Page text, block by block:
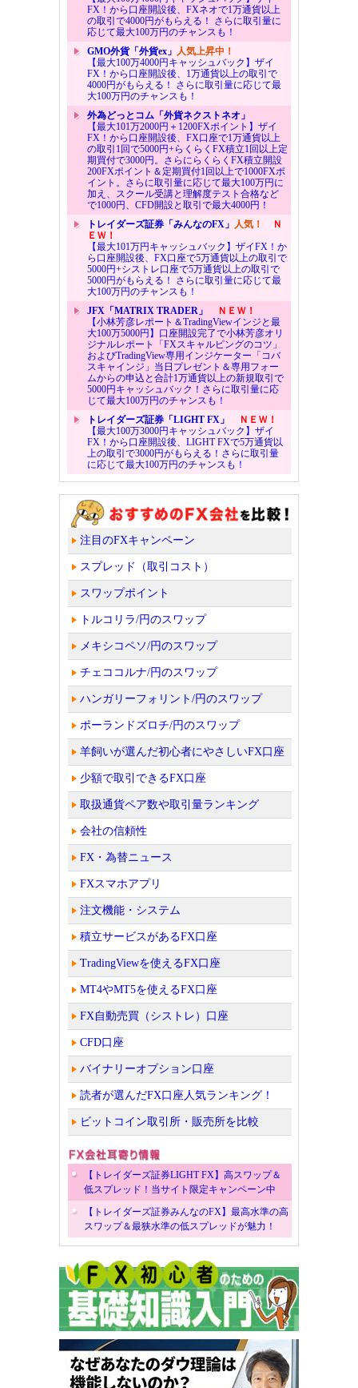
FX！から口座開設後、FXネオで1万通貨以上
の取引で4000円がもらえる！ さらに取引量に
応じて最大100万円のチャンスも！
GMO外貨「外貨ex」 人気上昇中！
【最大100万4000円キャッシュバック】ザイ
FX！から口座開設後、1万通貨以上の取引で
4000円がもらえる！ さらに取引量に応じて最
大100万円のチャンスも！
外為どっとコム「外貨ネクストネオ」
【最大101万2000円＋1200FXポイント】ザイ
FX！から口座開設後、FX口座で1万通貨以上
の取引1回で5000円+らくらくFX積立1回以上定
期買付で3000円。さらにらくらくFX積立開設
200FXポイント＆定期買付1回以上で1000FXポ
イント。さらに取引量に応じて最大100万円に
加え、スクール受講と理解度テスト合格など
で1000円、CFD開設と取引で最大4000円！
トレイダーズ証券「みんなのFX」 人気！
Ｎ
ＥＷ！
【最大101万円キャッシュバック】ザイFX！か
ら口座開設後、FX口座で5万通貨以上の取引で
5000円+シストレ口座で5万通貨以上の取引で
5000円がもらえる！ さらに取引量に応じて最
大100万円のチャンスも！
JFX「MATRIX TRADER」
ＮＥＷ！
【小林芳彦レポート＆TradingViewインジと最
大100万5000円】口座開設完了で小林芳彦オリ
ジナルレポート「FXスキャルピングのコツ」
およびTradingView専用インジケーター「コバ
スキャインジ」当日プレゼント＆専用フォー
ムからの申込と合計1万通貨以上の新規取引で
5000円キャッシュバック！さらに取引量に応
じて最大100万円のチャンスも！
トレイダーズ証券「LIGHT FX」
ＮＥＷ！
【最大100万3000円キャッシュバック】ザイ
FX！から口座開設後、LIGHT FXで5万通貨以
上の取引で3000円がもらえる！さらに取引量
に応じて最大100万円のチャンスも！
注目のFXキャンペーン
スプレッド（取引コスト）
スワップポイント
トルコリラ/円のスワップ
メキシコペソ/円のスワップ
チェココルナ/円のスワップ
ハンガリーフォリント/円のスワップ
ポーランドズロチ/円のスワップ
羊飼いが選んだ初心者にやさしいFX口座
少額で取引できるFX口座
取扱通貨ペア数や取引量ランキング
会社の信頼性
FX・為替ニュース
FXスマホアプリ
注文機能・システム
積立サービスがあるFX口座
TradingViewを使えるFX口座
MT4やMT5を使えるFX口座
FX自動売買（シストレ）口座
CFD口座
バイナリーオプション口座
読者が選んだFX口座人気ランキング！
ビットコイン取引所・販売所を比較
【トレイダーズ証券LIGHT FX】高スワップ＆
低スプレッド！当サイト限定キャンペーン中
【トレイダーズ証券みんなのFX】最高水準の高
スワップ＆最狭水準の低スプレッドが魅力！